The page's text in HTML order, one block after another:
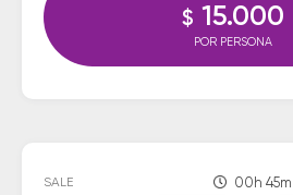
$ 15.000
POR PERSONA
SALE 00h 45m